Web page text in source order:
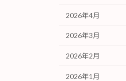
2026年4月
2026年3月
2026年2月
2026年1月